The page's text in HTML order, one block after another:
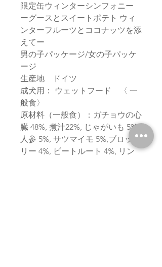
限定缶ウィンターシンフォニー
ーグースとスイートポテト ウィ
ンターフルーツとココナッツを添
えてー
男の子パッケージ/女の子パッケ
ージ
生産地 ドイツ
成犬用： ウェットフード 〈 一
般食〉
原材料（一般食）：ガチョウの心
臓 48%, 煮汁22%, じゃがいも 5%,
人参 5%, サツマイモ 5%,ブロッコ
リー 4%, ビートルート 4%, リン